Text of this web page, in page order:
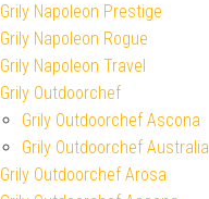
Grily Napoleon Prestige
Grily Napoleon Rogue
Grily Napoleon Travel
Grily Outdoorchef
Grily Outdoorchef Ascona
Grily Outdoorchef Australia
Grily Outdoorchef Arosa